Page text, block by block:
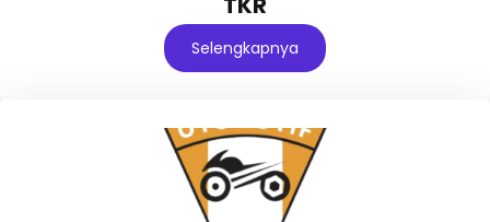
Selengkapnya